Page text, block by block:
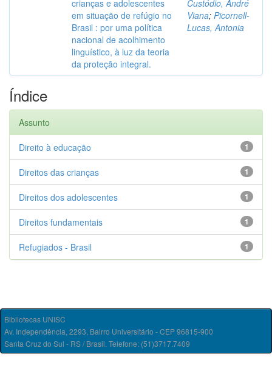
crianças e adolescentes
em situação de refúgio no
Brasil : por uma política
nacional de acolhimento
linguístico, à luz da teoria
da proteção integral.
Custódio, André
Viana; Picornell-
Lucas, Antonia
Índice
Assunto
1
Direito à educação
1
Direitos das crianças
1
Direitos dos adolescentes
1
Direitos fundamentais
1
Refugiados - Brasil
Bibliotecas UNISC
Av. Independência, 2293, Bairro Universitário - CEP 96815-900
Santa Cruz do Sul - RS / Brasil. Telefone: (51)3717.7409